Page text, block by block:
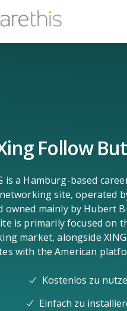
Follow
is a Hamburg-based
site, operated
owned mainly by Hubert
is primarily focused on
market, alongside
with the American
Kostenlos zu
Einfach zu